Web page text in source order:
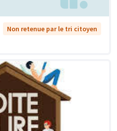
Non retenue par le tri citoyen